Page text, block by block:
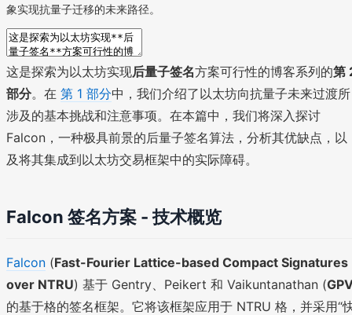
象实现抗量子迁移的未来路径。
这是探索为以太坊实现后量子签名方案可行性的博客系列的第
部分。在 第 1 部分中，我们介绍了以太坊向抗量子未来过渡所
涉及的基本挑战和注意事项。在本篇中，我们将深入探讨
Falcon，一种极具前景的后量子签名算法，分析其优缺点，以
及将其集成到以太坊交易框架中的实际障碍。
Falcon 签名方案 - 技术概览
Falcon (Fast-Fourier Lattice-based Compact Signatures
over NTRU) 基于 Gentry、Peikert 和 Vaikuntanathan (
的基于格的签名框架。它将该框架应用于 NTRU 格，并采用“